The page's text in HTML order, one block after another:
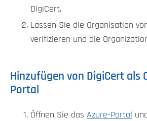
DigiCert.
Lassen Sie die Organisation
verifizieren und die
Hinzufügen von DigiCert als
Portal
Öffnen Sie das Azure-Portal